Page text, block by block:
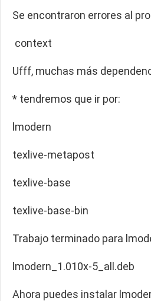
Se encontraron errores al
context
Ufff, muchas más
* tendremos que ir por:
lmodern
texlive-metapost
texlive-base
texlive-base-bin
Trabajo terminado para
lmodern_1.010x-5_all.deb
Ahora puedes instalar